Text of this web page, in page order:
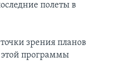
полеты в
зрения планов
программы